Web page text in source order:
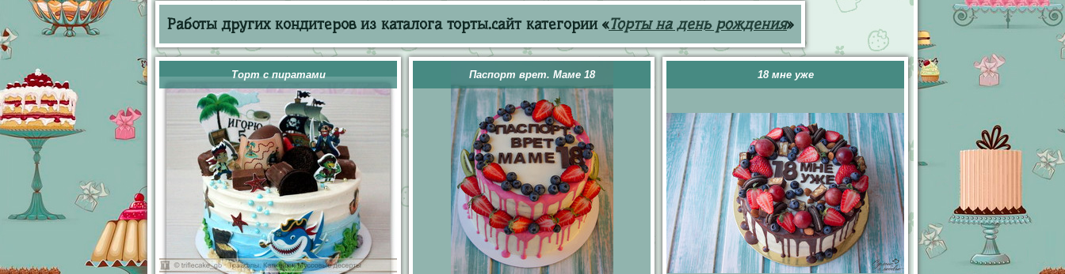
Работы других кондитеров из каталога торты.сайт категории «Торты на день рождения»
Торт с пиратами Паспорт врет. Маме 18 18 мне уже